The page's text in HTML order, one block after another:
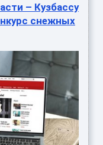
– Кузбассу
снежных